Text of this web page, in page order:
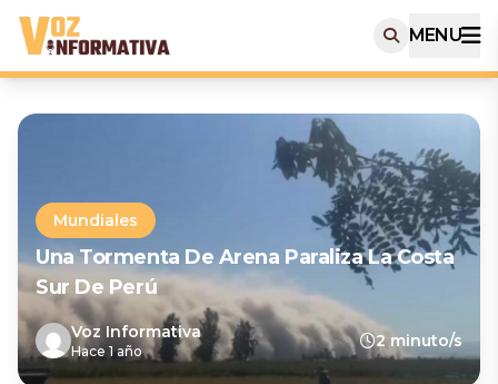
MENU
Mundiales
Una Tormenta De Arena Paraliza La Costa
Sur De Perú
Voz Informativa
Hace 1 año
2 minuto/s